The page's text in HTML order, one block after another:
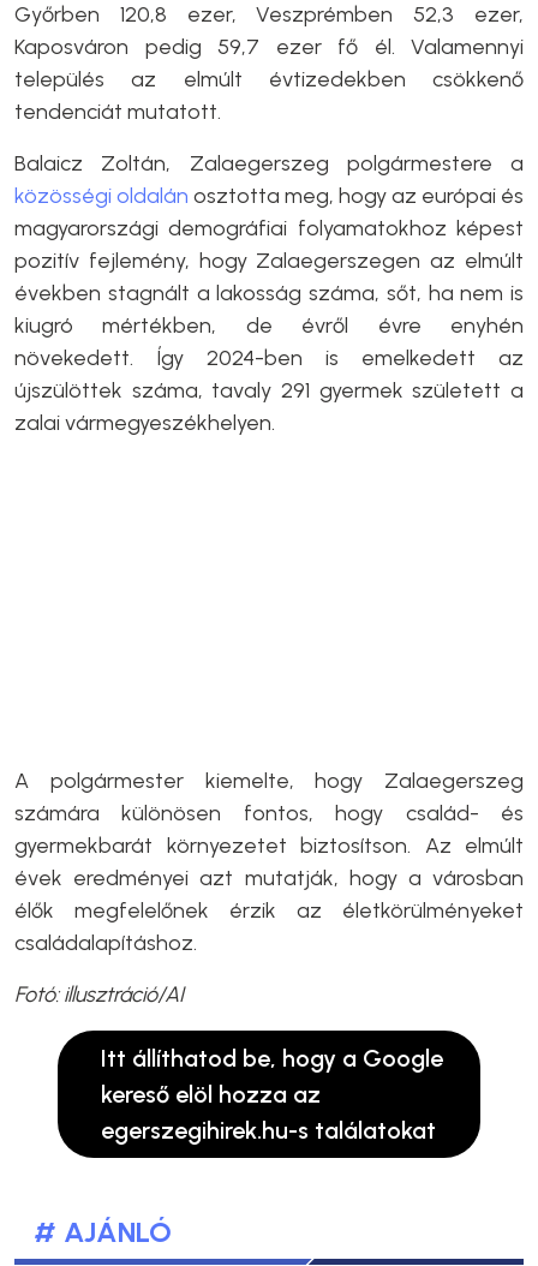
Győrben 120,8 ezer, Veszprémben 52,3 ezer,
Kaposváron pedig 59,7 ezer fő él. Valamennyi
település az elmúlt évtizedekben csökkenő
tendenciát mutatott.
Balaicz Zoltán, Zalaegerszeg polgármestere a
közösségi oldalán osztotta meg, hogy az európai és
magyarországi demográfiai folyamatokhoz képest
pozitív fejlemény, hogy Zalaegerszegen az elmúlt
években stagnált a lakosság száma, sőt, ha nem is
kiugró mértékben, de évről évre enyhén
növekedett. Így 2024-ben is emelkedett az
újszülöttek száma, tavaly 291 gyermek született a
zalai vármegyeszékhelyen.
A polgármester kiemelte, hogy Zalaegerszeg
számára különösen fontos, hogy család- és
gyermekbarát környezetet biztosítson. Az elmúlt
évek eredményei azt mutatják, hogy a városban
élők megfelelőnek érzik az életkörülményeket
családalapításhoz.
Fotó: illusztráció/AI
Itt állíthatod be, hogy a Google
kereső elöl hozza az
egerszegihirek.hu-s találatokat
# AJÁNLÓ